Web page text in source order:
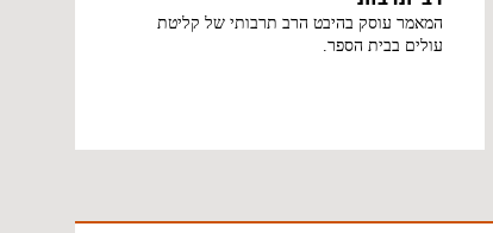
המאמר עוסק בהיבט הרב תרבותי של קליטת
עולים בבית הספר.